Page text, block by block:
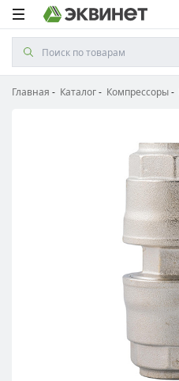
Главная Каталог Компрессоры